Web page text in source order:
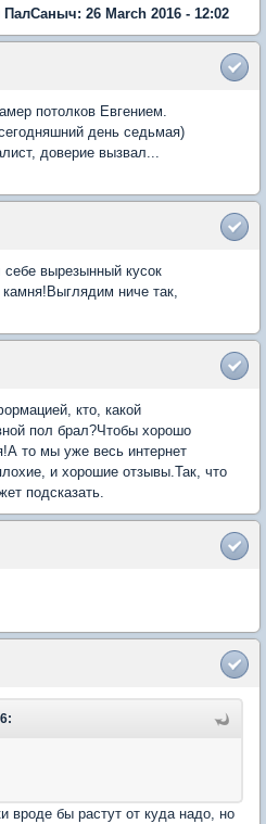
26 March 2016 - 12:02
потолков Евгением.
день седьмая)
доверие вызвал...
вырезынный кусок
камня!Выглядим ниче так,
кто, какой
пол брал?Чтобы хорошо
то мы уже весь интернет
и хорошие отзывы.Так, что
подсказать.
вроде бы растут от куда надо, но